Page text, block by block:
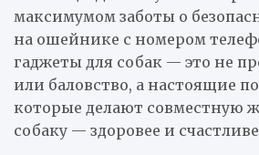
максимумом заботы о
на ошейнике с номером
гаджеты для собак — это не
или баловство, а настоящие
которые делают совместную
собаку — здоровее и